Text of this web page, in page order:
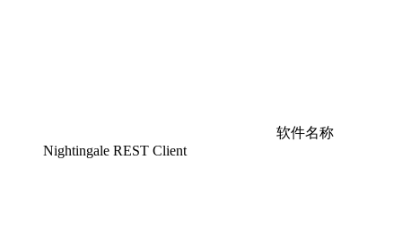
软件名称
Nightingale REST Client